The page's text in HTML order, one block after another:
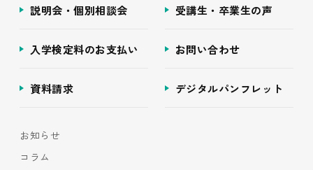
説明会・個別相談会 受講生・卒業生の声
入学検定料のお支払い お問い合わせ
資料請求 デジタルパンフレット
お知らせ
コラム